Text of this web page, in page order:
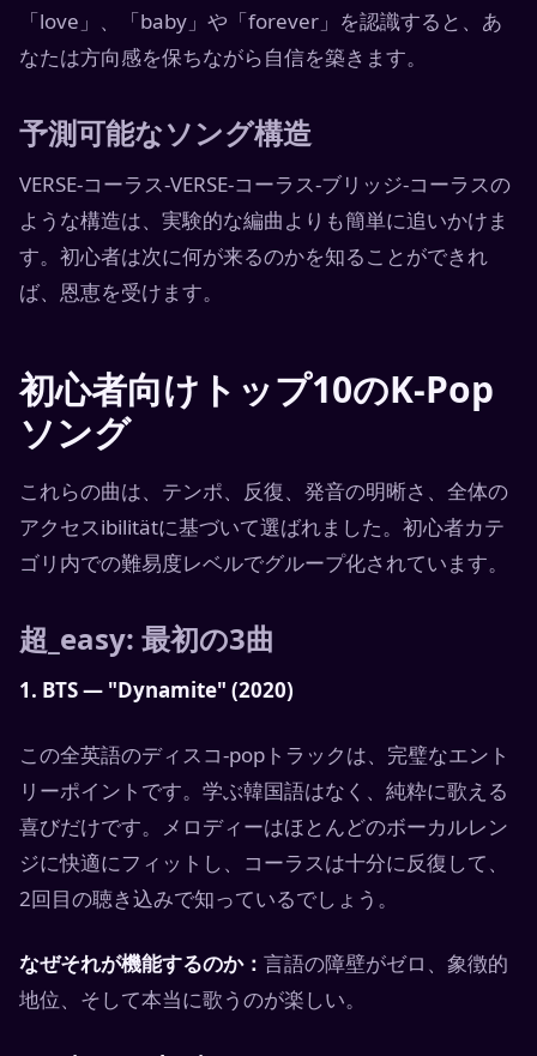
「love」、「baby」や「forever」を認識すると、あ
なたは方向感を保ちながら自信を築きます。
予測可能なソング構造
VERSE-コーラス-VERSE-コーラス-ブリッジ-コーラスの
ような構造は、実験的な編曲よりも簡単に追いかけま
す。初心者は次に何が来るのかを知ることができれ
ば、恩恵を受けます。
初心者向けトップ10のK-Pop
ソング
これらの曲は、テンポ、反復、発音の明晰さ、全体の
アクセスibilitätに基づいて選ばれました。初心者カテ
ゴリ内での難易度レベルでグループ化されています。
超_easy: 最初の3曲
1. BTS — "Dynamite" (2020)
この全英語のディスコ-popトラックは、完璧なエント
リーポイントです。学ぶ韓国語はなく、純粋に歌える
喜びだけです。メロディーはほとんどのボーカルレン
ジに快適にフィットし、コーラスは十分に反復して、
2回目の聴き込みで知っているでしょう。
なぜそれが機能するのか： 言語の障壁がゼロ、象徴的
地位、そして本当に歌うのが楽しい。